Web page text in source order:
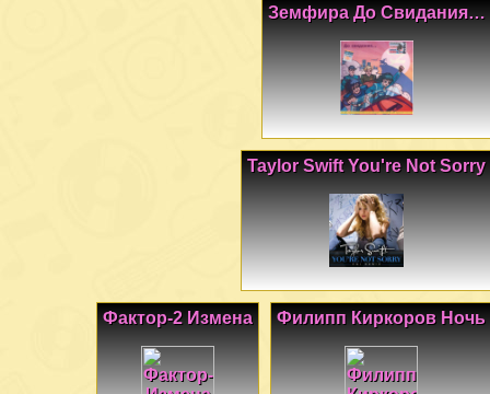
Земфира До Свидания…
Taylor Swift You're Not Sorry
Филипп Киркоров Ночь
Фактор-2 Измена